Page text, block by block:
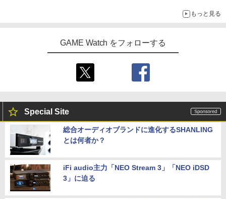
もっと見る
GAME Watch をフォローする
Special Site
総合オーディオブランドに進化するSHANLING
とは何者か？
iFi audio主力「NEO Stream 3」「NEO iDSD
3」に迫る